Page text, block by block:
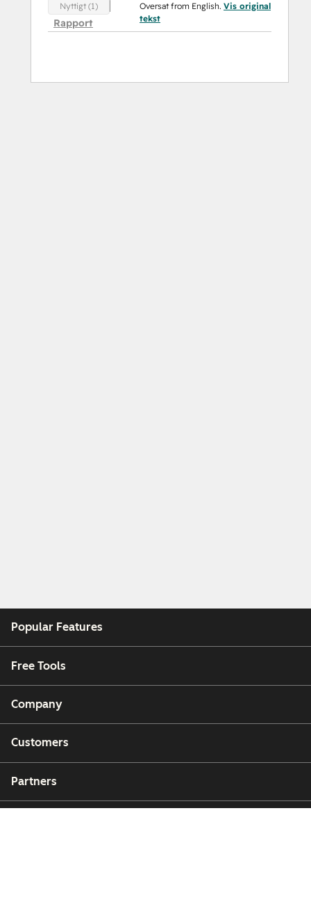
Nyttigt (1)
Rapport
Oversat from English.Vis original
tekst
Popular Features
Free Tools
Company
Customers
Partners